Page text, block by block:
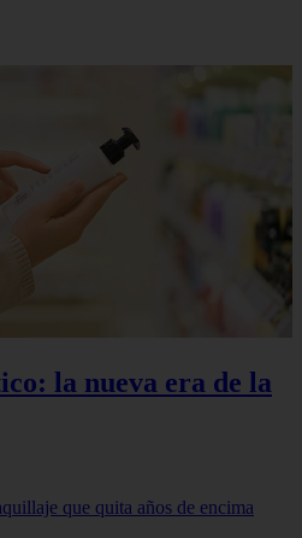
la nueva era de la